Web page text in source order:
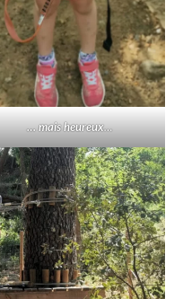
… mais heureux…